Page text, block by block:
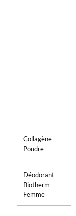
Collagène
Poudre
Déodorant
Biotherm
Femme